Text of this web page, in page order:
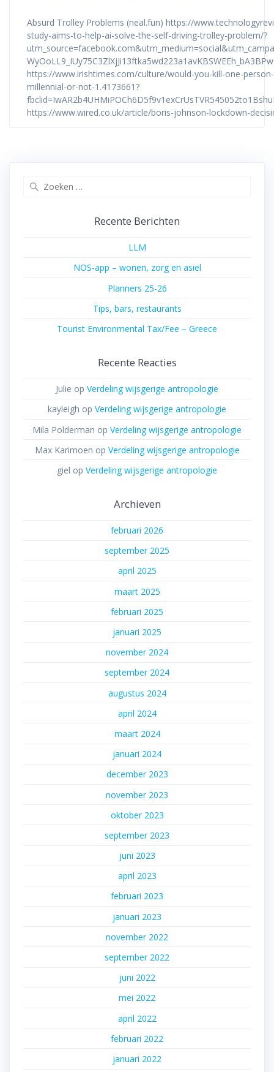
Absurd Trolley Problems (neal.fun) https://
study-aims-to-help-ai-solve-the-self-driving-trolley-problem/?
WyOoLL9_IUy75C3ZlXjJi13ftka5wd223a1avKBSWEEh_bA3BPw
https://www.irishtimes.com/culture/would-you-kill-one-
millennial-or-not-1.4173661?
https://www.wired.co.uk/article/boris-johnson-lockdown-
Recente Berichten
LLM
NOS-app – wonen, zorg en asiel
Planners 25-26
Tips, bars, restaurants
Tourist Environmental Tax/Fee – Greece
Recente Reacties
Julie op Verdeling wijsgerige antropologie
kayleigh op Verdeling wijsgerige antropologie
Mila Polderman op Verdeling wijsgerige antropologie
Max Karimoen op Verdeling wijsgerige antropologie
giel op Verdeling wijsgerige antropologie
Archieven
februari 2026
september 2025
april 2025
maart 2025
februari 2025
januari 2025
november 2024
september 2024
augustus 2024
april 2024
maart 2024
januari 2024
december 2023
november 2023
oktober 2023
september 2023
juni 2023
april 2023
februari 2023
januari 2023
november 2022
september 2022
juni 2022
mei 2022
april 2022
februari 2022
januari 2022